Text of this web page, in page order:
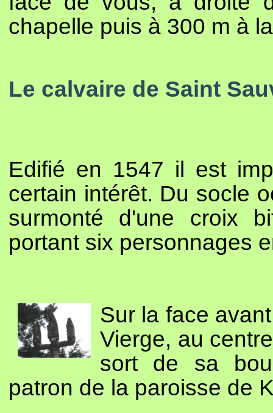
chapelle puis à 300 m à
Le calvaire de Saint
Edifié en 1547 il est
certain intérêt. Du socle
surmonté d'une croix
portant six personnages
Sur la face
Vierge, au
sort de sa
patron de la paroisse de